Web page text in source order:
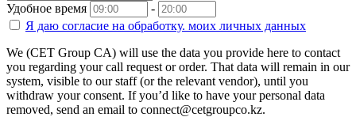
Удобное время
-
Я даю согласие на обработку. моих личных данных
We (CET Group CA) will use the data you provide here to contact
you regarding your call request or order. That data will remain in our
system, visible to our staff (or the relevant vendor), until you
withdraw your consent. If you’d like to have your personal data
removed, send an email to connect@cetgroupco.kz.